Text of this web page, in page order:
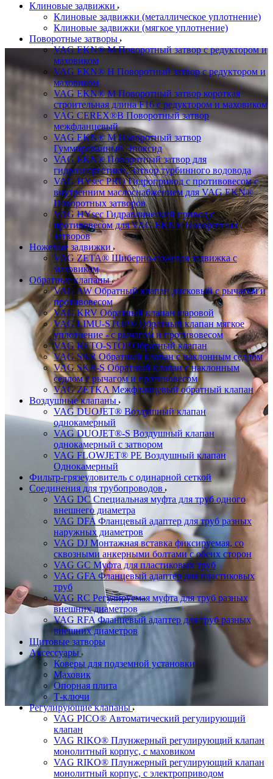
Клиновые задвижки
Клиновые задвижки (металлическое уплотнение)
Клиновые задвижки (мягкое уплотнение)
Поворотные затворы
VAG EKN® M Поворотный затвор с редуктором и
маховиком
VAG EKN® H Поворотный затвор с редуктором и
маховиком
VAG EKN® M Поворотный затвор короткая
строительная длина F16 с редуктором и маховиком
VAG CEREX®B Поворотный затвор
межфланцевый
VAG EKN® M Поворотный затвор
Гуммированный Эпоксид
VAG EKN® Поворотный затвор для
гидроэнергетики, Затвор турбинного водовода
VAG HYsec PRO Гидропривод с противовесом с
внутренним маслоснабжением для VAG EKN®
Поворотных затворов
VAG HYsec Гидравлический привод с
противовесом для VAG EKN® Поворотных
затворов
Ножевые задвижки
VAG ZETA® Шиберно-ножевая задвижка с
маховиком
Обратные клапаны
VAG AW Обратный клапан дисковый с рычагом и
противовесом
VAG KRV Обратный клапан шаровой
VAG LIMU-STOP® Обратный клапан мягкое
уплотнение - с рычагом и противовесом
VAG RETO-STOP Обратный клапан
VAG SKR Обратный клапан с наклонным седлом
VAG SKR-S Обратный клапан с наклонным
седлом с рычагом и противовесом
VAG ZETKA Межфланцевый обратный клапан
Воздушные клапаны
VAG DUOJET® Воздушный клапан
однокамерный
VAG DUOJET®-S Воздушный клапан
однокамерный с затвором
VAG FLOWJET® PE Воздушный клапан
Однокамерный
Фильтр-грязеуловитель с одинарной сеткой
Соединения для трубопроводов
VAG DC Специальная муфта для труб одного
внешнего диаметра
VAG DFA Фланцевый адаптер для труб разных
наружных диаметров
VAG DJ Монтажная вставка фиксируемая, со
сквозными анкерными болтами с обеих сторон
VAG GC Муфта для пластиковых труб
VAG GFA Фланцевый адаптер для пластиковых
труб
VAG RC Регулируемая муфта для труб разных
внешних диаметров
VAG RFA Фланцевый адаптер для труб разных
внешних диаметров
Щитовые затворы
Аксессуары
Коверы для подземной установки
Маховик
Опорная плита
Т-ключи
Регулирующие клапаны
VAG PICO® Автоматический регулирующий
клапан
VAG RIKO® Плунжерный регулирующий клапан
монолитный корпус, с маховиком
VAG RIKO® Плунжерный регулирующий клапан
монолитный корпус, с электроприводом